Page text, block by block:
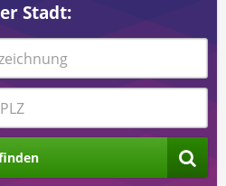
Stadt: